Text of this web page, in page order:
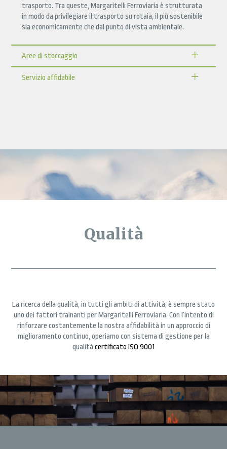
trasporto. Tra queste, Margaritelli Ferroviaria è strutturata
in modo da privilegiare il trasporto su rotaia, il più sostenibile
sia economicamente che dal punto di vista ambientale.
Aree di stoccaggio
Servizio affidabile
Qualità
La ricerca della qualità, in tutti gli ambiti di attività, è sempre stato
uno dei fattori trainanti per Margaritelli Ferroviaria. Con l’intento di
rinforzare costantemente la nostra affidabilità in un approccio di
miglioramento continuo, operiamo con sistema di gestione per la
qualità certificato ISO 9001